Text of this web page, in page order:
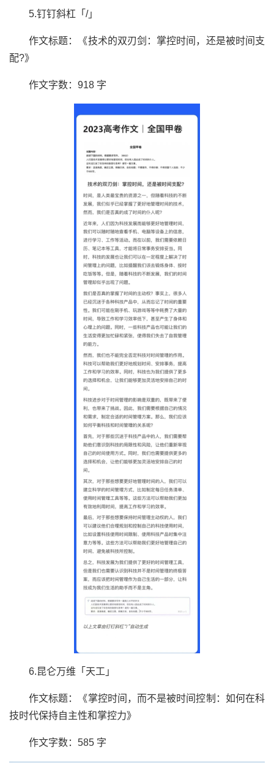
5.钉钉斜杠「/」
作文标题：《技术的双刃剑：掌控时间，还是被时间支
配?》
作文字数：918 字
6.昆仑万维「天工」
作文标题：《掌控时间，而不是被时间控制：如何在科
技时代保持自主性和掌控力》
作文字数：585 字